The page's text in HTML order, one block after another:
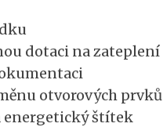
dotaci na zateplení
otvorových prvků
energetický štítek